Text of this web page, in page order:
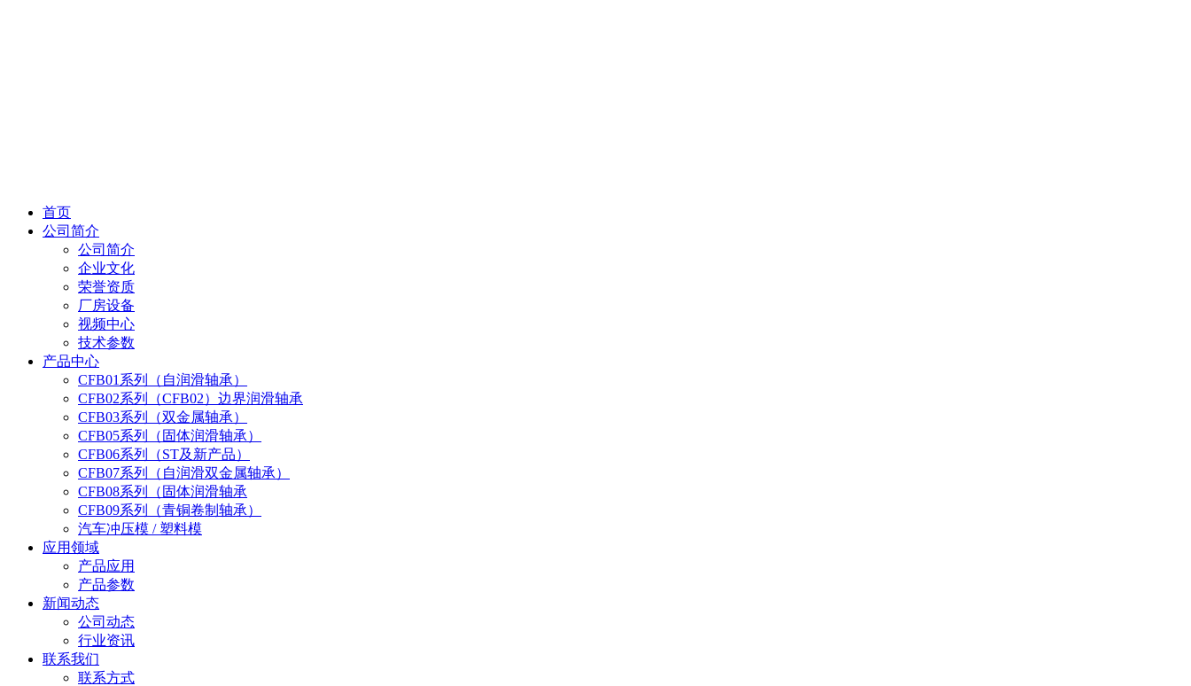
首页
公司简介
公司简介
企业文化
荣誉资质
厂房设备
视频中心
技术参数
产品中心
CFB01系列（自润滑轴承）
CFB02系列（CFB02）边界润滑轴承
CFB03系列（双金属轴承）
CFB05系列（固体润滑轴承）
CFB06系列（ST及新产品）
CFB07系列（自润滑双金属轴承）
CFB08系列（固体润滑轴承
CFB09系列（青铜卷制轴承）
汽车冲压模 / 塑料模
应用领域
产品应用
产品参数
新闻动态
公司动态
行业资讯
联系我们
联系方式